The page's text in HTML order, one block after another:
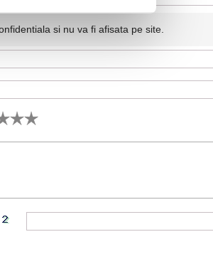
si nu va fi afisata pe site.